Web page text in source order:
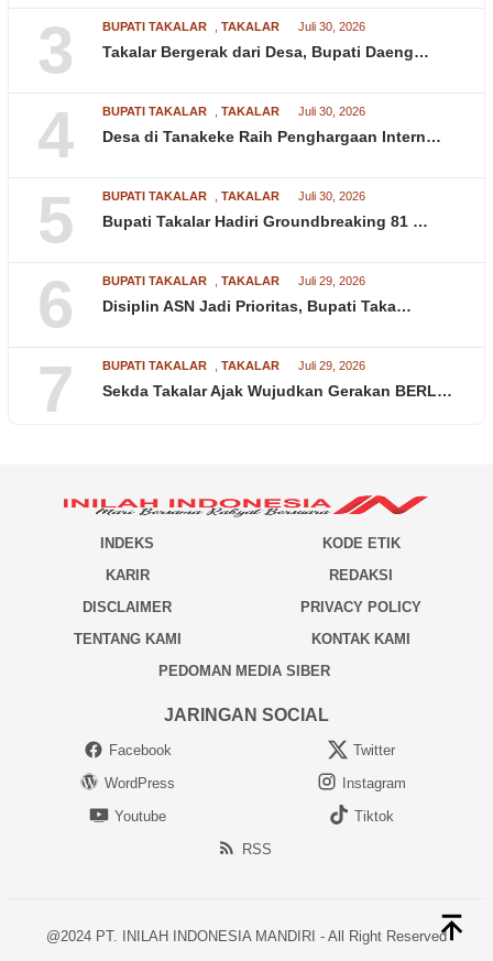
3 BUPATI TAKALAR TAKALAR Juli 30, 2026
Takalar Bergerak dari Desa, Bupati Daeng…
4 BUPATI TAKALAR TAKALAR Juli 30, 2026
Desa di Tanakeke Raih Penghargaan Intern…
5 BUPATI TAKALAR TAKALAR Juli 30, 2026
Bupati Takalar Hadiri Groundbreaking 81 …
6 BUPATI TAKALAR TAKALAR Juli 29, 2026
Disiplin ASN Jadi Prioritas, Bupati Taka…
7 BUPATI TAKALAR TAKALAR Juli 29, 2026
Sekda Takalar Ajak Wujudkan Gerakan BERL…
INDEKS
KODE ETIK
KARIR
REDAKSI
DISCLAIMER
PRIVACY POLICY
TENTANG KAMI
KONTAK KAMI
PEDOMAN MEDIA SIBER
JARINGAN SOCIAL
Facebook
Twitter
WordPress
Instagram
Youtube
Tiktok
RSS
@2024 PT. INILAH INDONESIA MANDIRI - All Right Reserved